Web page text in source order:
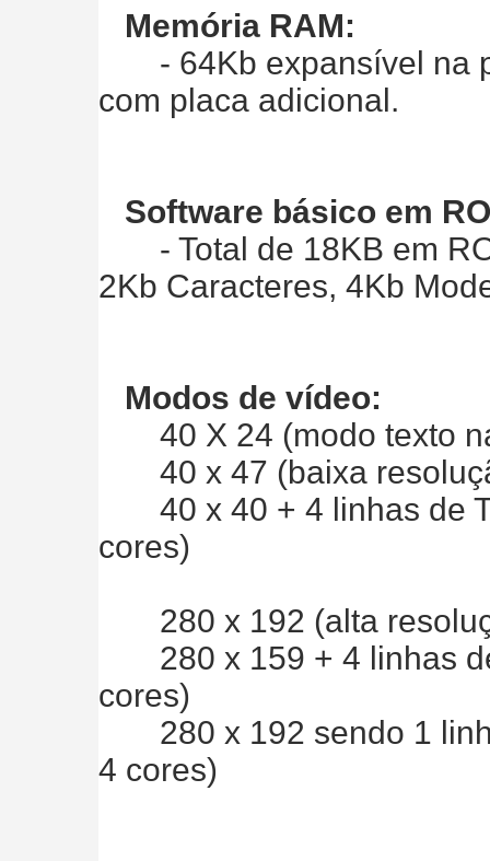
Memória RAM:
- 64Kb expansível na
com placa adicional.
Software básico em
- Total de 18KB em
2Kb Caracteres, 4Kb
Modos de vídeo:
40 X 24 (modo texto
40 x 47 (baixa
40 x 40 + 4 linhas de
cores)
280 x 192 (alta
280 x 159 + 4 linhas
cores)
280 x 192 sendo 1
4 cores)